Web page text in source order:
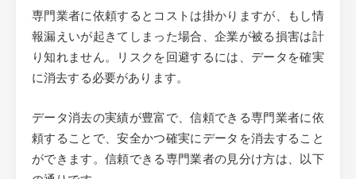
専門業者に依頼するとコストは掛かりますが、もし情
報漏えいが起きてしまった場合、企業が被る損害は計
り知れません。リスクを回避するには、データを確実
に消去する必要があります。
データ消去の実績が豊富で、信頼できる専門業者に依
頼することで、安全かつ確実にデータを消去すること
ができます。信頼できる専門業者の見分け方は、以下